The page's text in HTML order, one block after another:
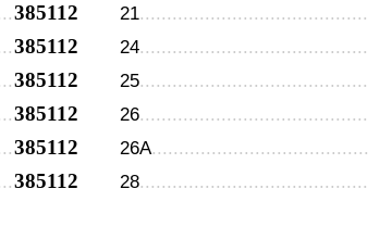
385112
385112
385112
385112
385112
385112
21
24
25
26
26А
28